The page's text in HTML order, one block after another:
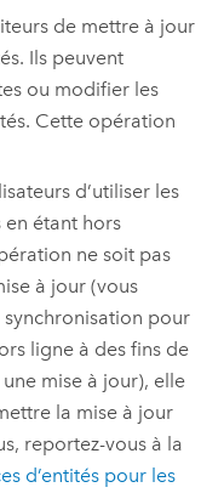
de mettre à jour
Ils peuvent
ou modifier les
Cette opération
d’utiliser les
en étant hors
ne soit pas
à jour (vous
pour
ligne à des fins de
mise à jour), elle
la mise à jour
reportez-vous à la
d’entités pour les